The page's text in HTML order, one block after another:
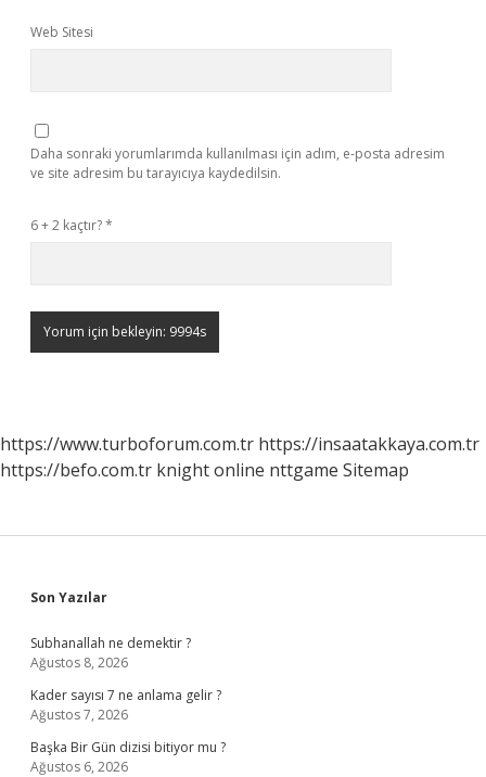
Web Sitesi
Daha sonraki yorumlarımda kullanılması için adım, e-posta adresim
ve site adresim bu tarayıcıya kaydedilsin.
6 + 2 kaçtır?*
https://www.turboforum.com.tr https://insaatakkaya.com.tr
https://befo.com.tr knight online nttgame Sitemap
Sidebar
Son Yazılar
Subhanallah ne demektir ?
Ağustos 8, 2026
Kader sayısı 7 ne anlama gelir ?
Ağustos 7, 2026
Başka Bir Gün dizisi bitiyor mu ?
Ağustos 6, 2026